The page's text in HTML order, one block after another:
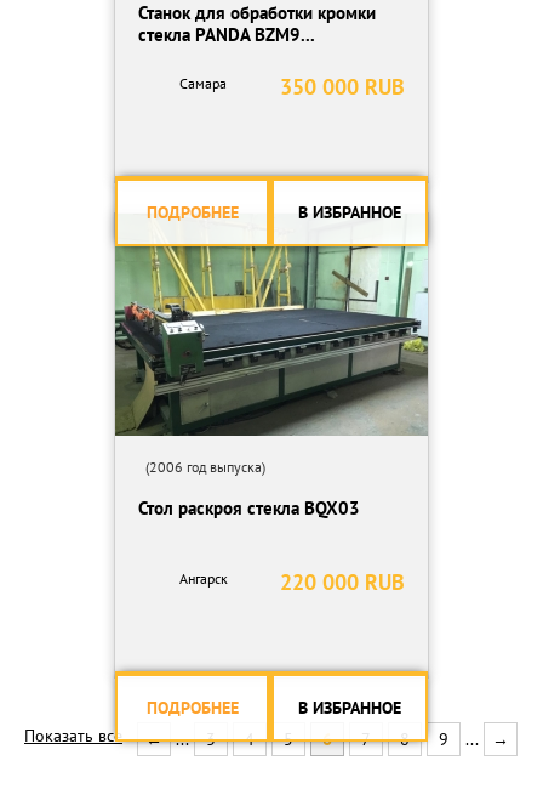
Станок для обработки кромки
стекла PANDA BZM9...
350 000 RUB
Самара
ПОДРОБНЕЕ В ИЗБРАННОЕ
(2006 год выпуска)
Стол раскроя стекла BQX03
220 000 RUB
Ангарск
ПОДРОБНЕЕ
В ИЗБРАННОЕ
Показать все
← ... 3 4 5 6 7 8 9 ... →